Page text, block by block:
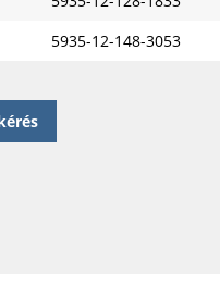
5935-12-148-3053